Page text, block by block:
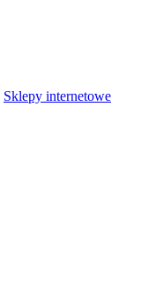
Sklepy internetowe